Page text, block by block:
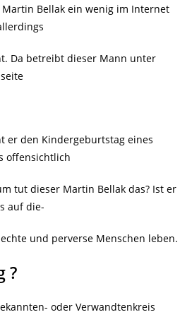
Bellak ein wenig im Internet
Da betreibt dieser Mann unter
er den Kindergeburtstag eines
offensichtlich
tut dieser Martin Bellak das? Ist er
auf die-
und perverse Menschen leben.
?
oder Verwandtenkreis